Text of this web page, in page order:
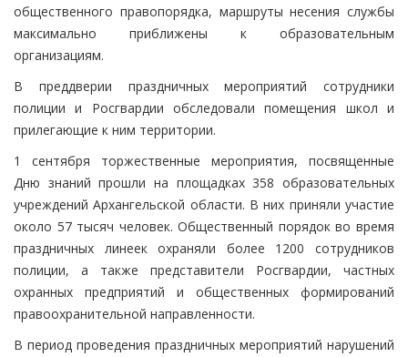
общественного правопорядка, маршруты несения службы
максимально приближены к образовательным
организациям.
В преддверии праздничных мероприятий сотрудники
полиции и Росгвардии обследовали помещения школ и
прилегающие к ним территории.
1 сентября торжественные мероприятия, посвященные
Дню знаний прошли на площадках 358 образовательных
учреждений Архангельской области. В них приняли участие
около 57 тысяч человек. Общественный порядок во время
праздничных линеек охраняли более 1200 сотрудников
полиции, а также представители Росгвардии, частных
охранных предприятий и общественных формирований
правоохранительной направленности.
В период проведения праздничных мероприятий нарушений